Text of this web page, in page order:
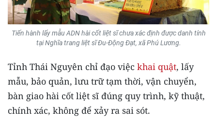
Tiến hành lấy mẫu ADN hài cốt liệt sĩ chưa xác định được danh tính
tại Nghĩa trang liệt sĩ Đu-Động Đạt, xã Phú Lương.
Tỉnh Thái Nguyên chỉ đạo việc khai quật, lấy
mẫu, bảo quản, lưu trữ tạm thời, vận chuyển,
bàn giao hài cốt liệt sĩ đúng quy trình, kỹ thuật,
chính xác, không để xảy ra sai sót.